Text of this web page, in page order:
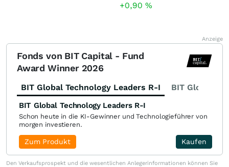
+0,90 %
Anzeige
Fonds von BIT Capital - Fund
Award Winner 2026
BIT Global Technology Leaders R-I BIT Global
BIT Global Technology Leaders R-I
Schon heute in die KI-Gewinner und Technologieführer von
morgen investieren.
Kaufen
Zum Produkt
Den Verkaufsprospekt und die wesentlichen Anlegerinformationen können Sie